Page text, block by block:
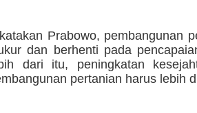
Prabowo, pembangunan
dan berhenti pada
dari itu, peningkatan
pertanian harus lebih